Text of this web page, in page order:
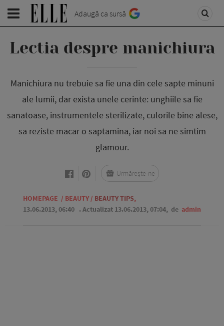
Adaugă ca sursă
Lectia despre manichiura
Manichiura nu trebuie sa fie una din cele sapte minuni
ale lumii, dar exista unele cerinte: unghiile sa fie
sanatoase, instrumentele sterilizate, culorile bine alese,
sa reziste macar o saptamina, iar noi sa ne simtim
glamour.
HOMEPAGE / BEAUTY / BEAUTY TIPS,
13.06.2013, 06:40 . Actualizat 13.06.2013, 07:04, de admin
Urmărește-ne